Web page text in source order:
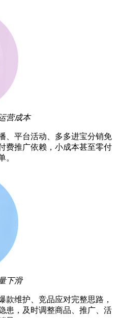
营成本
、平台活动、多多进宝分销免
费推广依赖，小成本甚至零付
。
下滑
款维护、竞品应对完整思路，
患，及时调整商品、推广、活